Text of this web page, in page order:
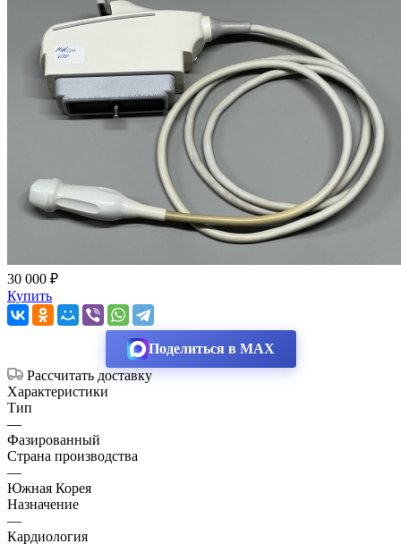
30 000 ₽
Купить
Поделиться в MAX
Рассчитать доставку
Характеристики
Тип
—
Фазированный
Страна производства
—
Южная Корея
Назначение
—
Кардиология